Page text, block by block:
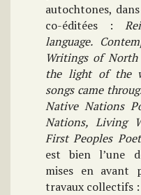
autochtones,
co-éditées :
language.
Writings of North
the light of the
songs came
Native Nations
Nations, Living
First Peoples
est bien l’une
mises en avant
travaux collectifs :